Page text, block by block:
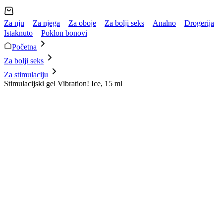
Za nju Za njega Za oboje Za bolji seks Analno
Drogerija
Istaknuto
Poklon bonovi
Početna
Za bolji seks
Za stimulaciju
Stimulacijski gel Vibration! Ice, 15 ml